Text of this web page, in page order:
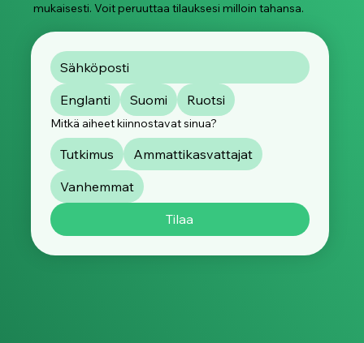
mukaisesti. Voit peruuttaa tilauksesi milloin tahansa.
Englanti Suomi Ruotsi
Mitkä aiheet kiinnostavat sinua?
Tutkimus
Ammattikasvattajat
Vanhemmat
Tilaa